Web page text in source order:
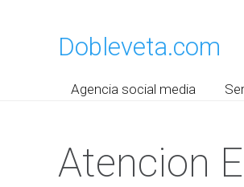
Dobleveta.com
Agencia social media
Atencion